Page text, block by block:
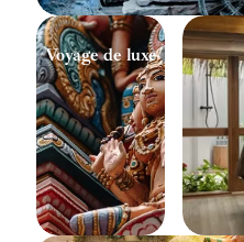
Voyage de luxe